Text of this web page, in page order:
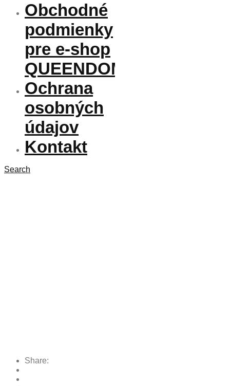
Obchodné
podmienky
pre e-shop
QUEENDOM
Ochrana
osobných
údajov
Kontakt
Search
Share: